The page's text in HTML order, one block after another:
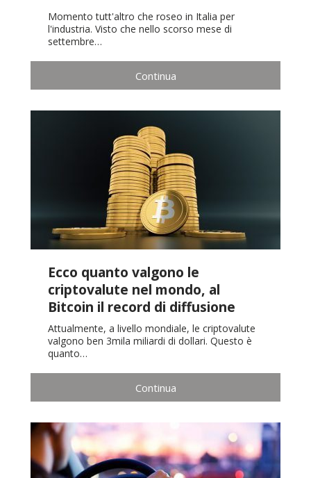
Momento tutt'altro che roseo in Italia per
l'industria. Visto che nello scorso mese di
settembre…
Continua
Ecco quanto valgono le
criptovalute nel mondo, al
Bitcoin il record di diffusione
Attualmente, a livello mondiale, le criptovalute
valgono ben 3mila miliardi di dollari. Questo è
quanto…
Continua